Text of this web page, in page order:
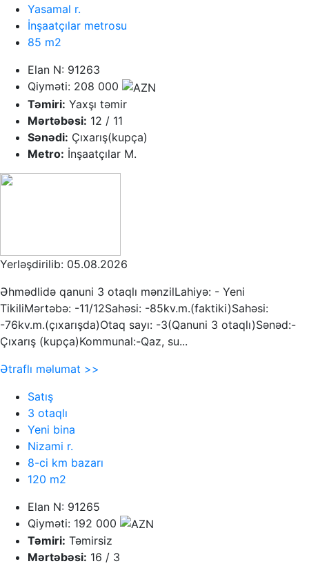
Yasamal r.
İnşaatçılar metrosu
85 m2
Elan N: 91263
Qiyməti: 208 000
Təmiri: Yaxşı təmir
Mərtəbəsi: 12 / 11
Sənədi: Çıxarış(kupça)
Metro: İnşaatçılar M.
Yerləşdirilib: 05.08.2026
Əhmədlidə qanuni 3 otaqlı mənzilLahiyə: - Yeni
TikiliMərtəbə: -11/12Sahəsi: -85kv.m.(faktiki)Sahəsi:
-76kv.m.(çıxarışda)Otaq sayı: -3(Qanuni 3 otaqlı)Sənəd:-
Çıxarış (kupça)Kommunal:-Qaz, su...
Ətraflı məlumat >>
Satış
3 otaqlı
Yeni bina
Nizami r.
8-ci km bazarı
120 m2
Elan N: 91265
Qiyməti: 192 000
Təmiri: Təmirsiz
Mərtəbəsi: 16 / 3